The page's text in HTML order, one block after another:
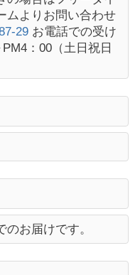
ムよりお問い合わせ
29 お電話での受け
：00（土日祝日
お届けです。